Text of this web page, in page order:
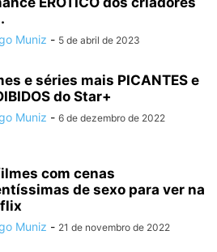
Muniz - 5 de abril de 2023
e séries mais PICANTES e
do Star+
Muniz - 6 de dezembro de 2022
com cenas
de sexo para ver na
Muniz - 21 de novembro de 2022